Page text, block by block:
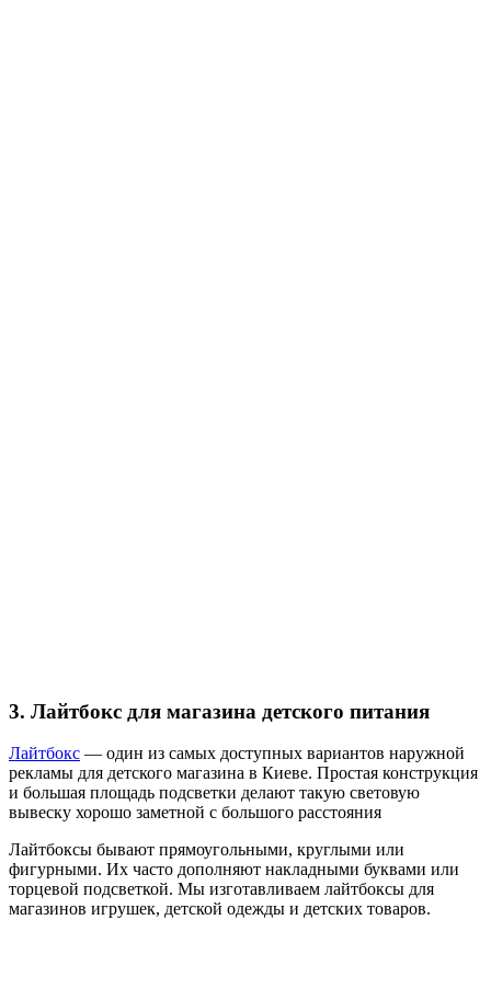
3. Лайтбокс для магазина детского питания
Лайтбокс — один из самых доступных вариантов наружной
рекламы для детского магазина в Киеве. Простая конструкция
и большая площадь подсветки делают такую световую
вывеску хорошо заметной с большого расстояния
Лайтбоксы бывают прямоугольными, круглыми или
фигурными. Их часто дополняют накладными буквами или
торцевой подсветкой. Мы изготавливаем лайтбоксы для
магазинов игрушек, детской одежды и детских товаров.